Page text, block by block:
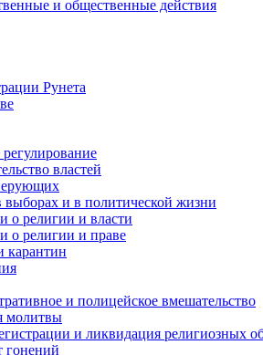
и общественные действия
Рунета
властей
выборах и в политической жизни
о религии и власти
о религии и праве
карантин
и полицейское вмешательство
молитвы
и ликвидация религиозных
гонений